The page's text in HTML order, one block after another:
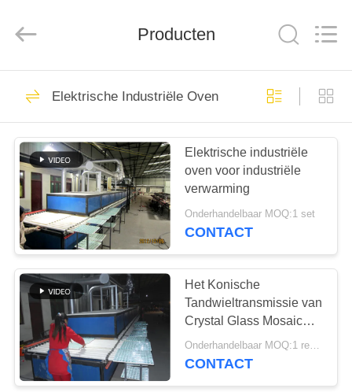
HUIS
PRODUCTEN
VIDEO'S
OVER
ONS
FABRIEKSTOCHT
KWALITEITSCONTROLE
Elektrische
Industriële Oven
Industriële Glasoven
81
Producten
Elektrische Industriële Oven
Elektrische industriële
oven voor industriële
verwarming
Onderhandelbaar MOQ:1 set
CONTACT
Het Konische
Tandwieltransmissie van
Crystal Glass Mosaic
Furnace With
Onderhandelbaar MOQ:1 reeks
CONTACT